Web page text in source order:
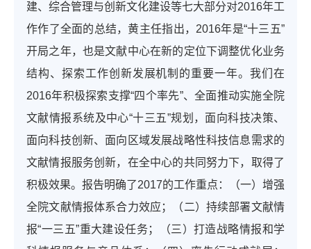
建、综合管理与创新文化建设等七大部分对2016年工
作作了全面的总结，黄主任指出，2016年是“十三五”
开局之年，也是文献中心在新的定位下调整优化业务
结构、探索工作创新发展机制的重要一年。我们在
2016年积极探索支撑“四个率先”、全面推动实施全院
文献情报系统及中心“十三五”规划，面向科技决策、
面向科技创新、面向区域发展战略性科技信息需求的
文献情报服务创新，在全中心的共同努力下，取得了
积极效果。报告明确了2017的工作重点：（一）增强
全院文献情报体系合力效应；（二）持续部署文献情
报“一三五”重大建设任务；（三）打造战略情报和学